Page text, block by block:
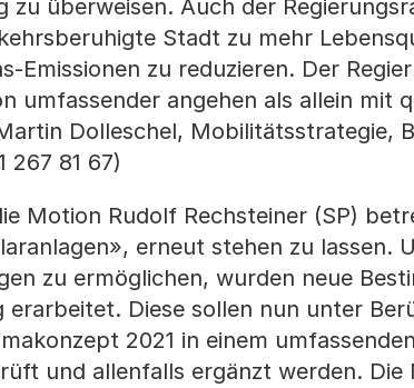
zu überweisen. Auch der
Stadt zu mehr
Emissionen zu reduzieren. Der
umfassender angehen als allein mit
Dolleschel, Mobilitätsstrategie,
267 81 67)
Motion Rudolf Rechsteiner (SP)
erneut stehen zu lassen.
zu ermöglichen, wurden neue
erarbeitet. Diese sollen nun unter
2021 in einem umfassenden
und allenfalls ergänzt werden.